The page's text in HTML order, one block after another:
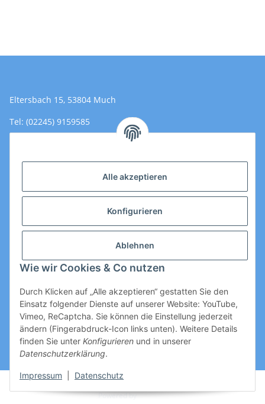
Alle akzeptieren
Konfigurieren
Ablehnen
Wie wir Cookies & Co nutzen
Durch Klicken auf „Alle akzeptieren“ gestatten Sie den
Einsatz folgender Dienste auf unserer Website: YouTube,
Vimeo, ReCaptcha. Sie können die Einstellung jederzeit
ändern (Fingerabdruck-Icon links unten). Weitere Details
finden Sie unter Konfigurieren und in unserer
Datenschutzerklärung.
Impressum Datenschutz
Eltersbach 15, 53804 Much
Tel: (02245) 9159585
Email: Kontakt@toromedical.de
Öffnungszeiten (Mo-Fr.) 8:00 - 17:00
Vertrag widerrufen
* Alle Preise zzgl. gesetzlicher USt., zzgl.
Powered byJTL-Shop